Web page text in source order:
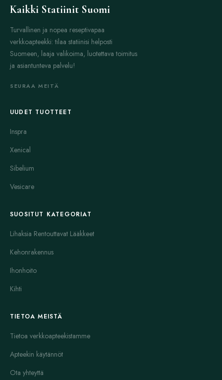
tulehdusoireita. Sitä käytetään yleensä paikallisesti ihon
tehokkaasti. Kortikosteroidit eivät sovi pitkäaikaiseen käyttöön
ilman lääkärin ohjeita, koska ne voivat aiheuttaa sivuvaikutuksia.
Astellin on nenäsuihke, joka poistaa nenän tukkoisuutta ja
helpottaa hengitystä. Se vaikuttaa nopeasti ja on turvallinen
käyttää lyhytaikaisesti. Astellin ei aiheuta uneliaisuutta, mikä tekee
erityisesti allergiseen nuhaan ja flunssan aiheuttamaan
ahdistuksen hoidossa. Se toimii myös unilääkkeenä. Ataraxin
käyttö voi aiheuttaa uneliaisuutta, joten sitä ei suositella työ- tai
hoidossa.
allergiaoireiden hoitoon. Se poistaa tehokkaasti nuhan, silmien
punoituksen ja kutinan oireet. Clarinexia suositellaan erityisesti,
tabletteina ja se toimii pitkään.
Claritin on yksi tunnetuimmista allergialääkkeistä. Se lievittää
nenän tukkoisuutta, aivastelua ja silmien kutinaa ilman
käyttää myös lapsille. Lääkkeen vaikutus alkaa nopeasti ja kestää
Flonase nenäsuihke on kortikosteroidi, joka vähentää nenän
tulehdusta ja turvotusta. Se auttaa allergista nuhaa ja
paikallisia sivuvaikutuksia, kuten nenän kuivumista tai ärsytystä.
Kaikki Statiinit Suomi
Turvallinen ja nopea reseptivapaa
verkkoapteekki: tilaa statiinisi helposti
Suomeen, laaja valikoima, luotettava toimitus
ja asiantunteva palvelu!
SEURAA MEITÄ
UUDET TUOTTEET
Inspra
Xenical
Sibelium
Vesicare
SUOSITUT KATEGORIAT
Lihaksia Rentouttavat Lääkkeet
Kehonrakennus
Ihonhoito
Kihti
TIETOA MEISTÄ
Tietoa verkkoapteekistamme
Apteekin käytännöt
Ota yhteyttä